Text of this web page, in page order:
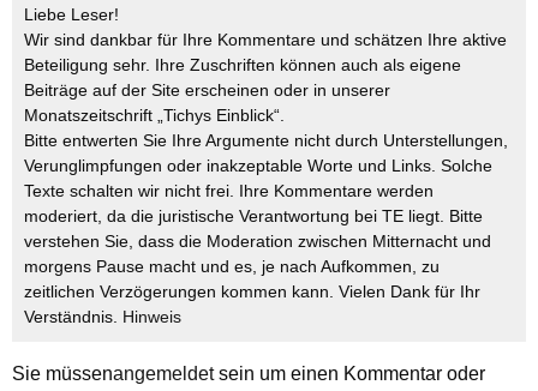
Liebe Leser!
Wir sind dankbar für Ihre Kommentare und schätzen Ihre aktive
Beteiligung sehr. Ihre Zuschriften können auch als eigene
Beiträge auf der Site erscheinen oder in unserer
Monatszeitschrift „Tichys Einblick“.
Bitte entwerten Sie Ihre Argumente nicht durch Unterstellungen,
Verunglimpfungen oder inakzeptable Worte und Links. Solche
Texte schalten wir nicht frei. Ihre Kommentare werden
moderiert, da die juristische Verantwortung bei TE liegt. Bitte
verstehen Sie, dass die Moderation zwischen Mitternacht und
morgens Pause macht und es, je nach Aufkommen, zu
zeitlichen Verzögerungen kommen kann. Vielen Dank für Ihr
Verständnis. Hinweis
Sie müssenangemeldetsein um einen Kommentar oder